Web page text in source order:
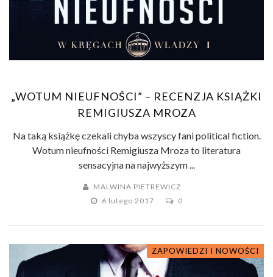
„WOTUM NIEUFNOŚCI” – RECENZJA KSIĄŻKI
REMIGIUSZA MROZA
Na taką książkę czekali chyba wszyscy fani political fiction.
Wotum nieufności Remigiusza Mroza to literatura
sensacyjna na najwyższym ...
MALWINA PIETREWICZ
6 lutego 2017
0
ZAPOWIEDZI I NOWOŚCI